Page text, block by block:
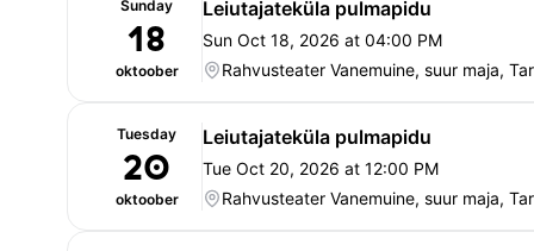
Sunday
18
oktoober
Leiutajateküla pulmapidu
Sun Oct 18, 2026 at 04:00 PM
Rahvusteater Vanemuine, suur maja,
Tuesday
20
oktoober
Leiutajateküla pulmapidu
Tue Oct 20, 2026 at 12:00 PM
Rahvusteater Vanemuine, suur maja,